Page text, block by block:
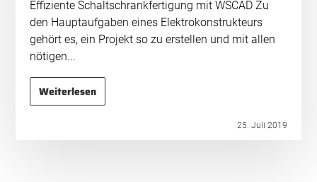
Effiziente Schaltschrankfertigung mit WSCAD Zu
den Hauptaufgaben eines Elektrokonstrukteurs
gehört es, ein Projekt so zu erstellen und mit allen
nötigen...
Weiterlesen
25. Juli 2019